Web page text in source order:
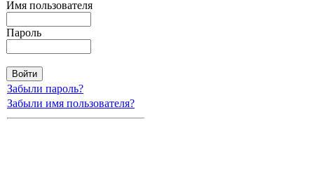
Имя пользователя
Пароль
Забыли пароль?
Забыли имя пользователя?